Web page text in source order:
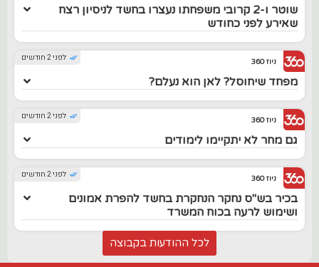
שוטר ו-2 קרובי משפחתו נעצרו בחשד לניסיון רצח
שאירע לפני כחודש
לפני 2 חודשים ניוז 360
מפחד שיחוסל? לאן הוא נעלם?
לפני 2 חודשים ניוז 360
גם מחר לא יתקיימו לימודים
לפני 2 חודשים ניוז 360
בכיר בש"ס נחקר הנחקרת בחשד להפרת אמונים
ושימוש לרעה בכוח המשרד
לכל ההודעות בקבוצה